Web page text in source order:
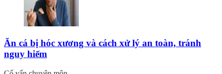
Ăn cá bị hóc xương và cách xử lý an toàn, tránh
nguy hiểm